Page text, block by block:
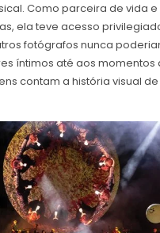
Como parceira de vida
ela teve acesso
fotógrafos nunca
íntimos até aos momentos
contam a história visual